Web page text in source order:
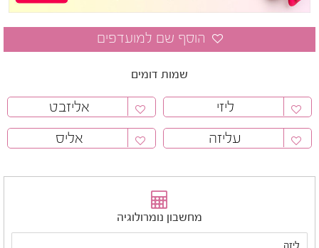
שמות דומים
ליזי
אליזבט
עליזה
אליס
מחשבון נומרולוגיה